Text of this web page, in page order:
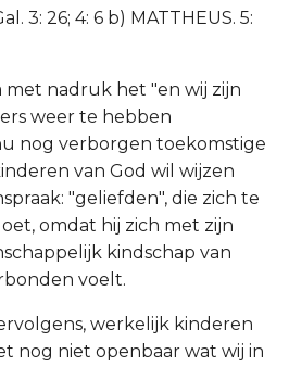
3: 26; 4: 6 b) MATTHEUS. 5:
met nadruk het "en wij zijn
weer te hebben
nog verborgen toekomstige
van God wil wijzen
"geliefden", die zich te
omdat hij zich met zijn
kindschap van
voelt.
werkelijk kinderen
nog niet openbaar wat wij in